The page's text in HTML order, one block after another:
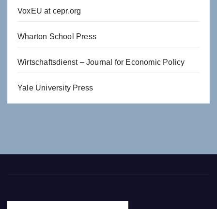
VoxEU at cepr.org
Wharton School Press
Wirtschaftsdienst – Journal for Economic Policy
Yale University Press